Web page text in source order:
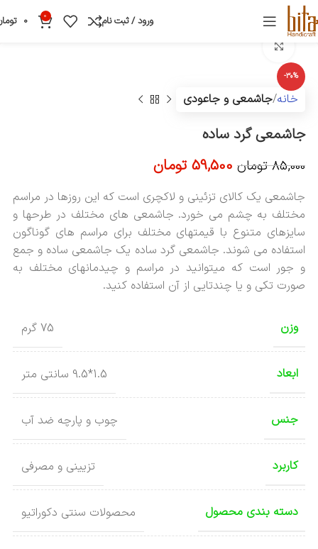
ورود / ثبت نام 0
0
-30%
خانه جاشمعی و جاعودی
جاشمعی گرد ساده
85,000 تومان 59,500 تومان
جاشمعی یک کالای تزئینی و لاکچری است که این روزها در مراسم
مختلف به چشم می خورد. جاشمعی های مختلف در طرحها و
سایزهای متنوع با قیمتهای مختلف برای مراسم های گوناگون
استفاده می شوند. جاشمعی گرد ساده یک جاشمعی ساده و جمع
و جور است که میتوانید در مراسم و چیدمانهای مختلف به
صورت تکی و یا چندتایی از آن استفاده کنید.
وزن 75 گرم
ابعاد 1.5*9.5 سانتی متر
جنس چوب و پارچه ضد آب
کاربرد تزیینی و مصرفی
دسته بندی محصول محصولات سنتی دکوراتیو